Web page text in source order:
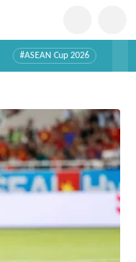
#ASEAN Cup 2026